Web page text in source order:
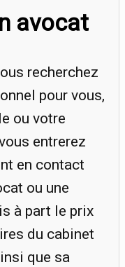
avocat
recherchez
pour vous,
ou votre
entrerez
en contact
ou une
à part le prix
du cabinet
que sa